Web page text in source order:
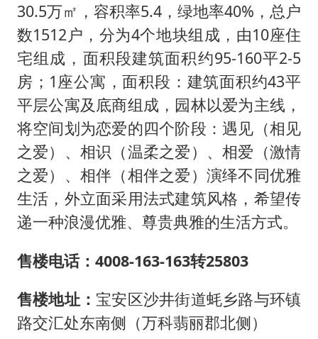
30.5万㎡，容积率5.4，绿地率40%，总户
数1512户，分为4个地块组成，由10座住
宅组成，面积段建筑面积约95-160平2-5
房；1座公寓，面积段：建筑面积约43平
平层公寓及底商组成，园林以爱为主线，
将空间划为恋爱的四个阶段：遇见（相见
之爱）、相识（温柔之爱）、相爱（激情
之爱）、相伴（相伴之爱）演绎不同优雅
生活，外立面采用法式建筑风格，希望传
递一种浪漫优雅、尊贵典雅的生活方式。
售楼电话：4008-163-163转25803
售楼地址： 宝安区沙井街道蚝乡路与环镇
路交汇处东南侧（万科翡丽郡北侧）